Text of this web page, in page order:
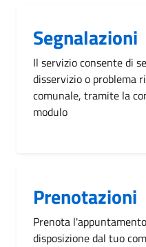
Segnalazioni
Il servizio consente di
disservizio o problema
comunale, tramite la
modulo
Prenotazioni
Prenota
disposizione dal tuo